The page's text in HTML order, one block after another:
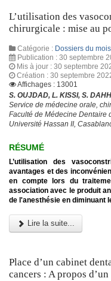
L’utilisation des
chirurgicale : mise au
Catégorie : Dossiers du mois
Publication : 30 septembre
Mis à jour : 30 septembre
Création : 30 septembre
Affichages : 13001
S. OUJDAD, L. KISSI, S.
Service de médecine orale,
Faculté de Médecine Dentaire
Université Hassan II,
RÉSUMÉ
L’utilisation des
avantages et des
en compte lors du
association avec le produit
de l'anesthésie en diminuant
Lire la suite...
Place d’un cabinet
cancers : A propos